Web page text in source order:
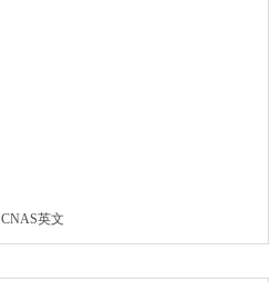
CNAS英文